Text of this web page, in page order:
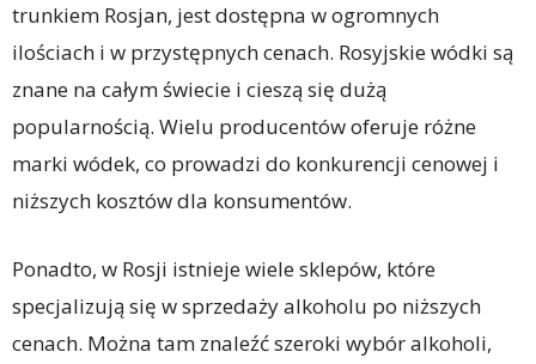
trunkiem Rosjan, jest dostępna w ogromnych
ilościach i w przystępnych cenach. Rosyjskie wódki są
znane na całym świecie i cieszą się dużą
popularnością. Wielu producentów oferuje różne
marki wódek, co prowadzi do konkurencji cenowej i
niższych kosztów dla konsumentów.
Ponadto, w Rosji istnieje wiele sklepów, które
specjalizują się w sprzedaży alkoholu po niższych
cenach. Można tam znaleźć szeroki wybór alkoholi,